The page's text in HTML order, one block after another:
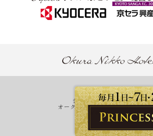
ホテル一覧
会員プログラム One Harmony
オークラニッコーホテルズ 予約セ
営業拠点のご案内
マイレージ提携サービス